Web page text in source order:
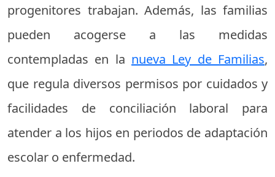
progenitores trabajan. Además, las familias
pueden acogerse a las medidas
contempladas en la nueva Ley de Familias,
que regula diversos permisos por cuidados y
facilidades de conciliación laboral para
atender a los hijos en periodos de adaptación
escolar o enfermedad.